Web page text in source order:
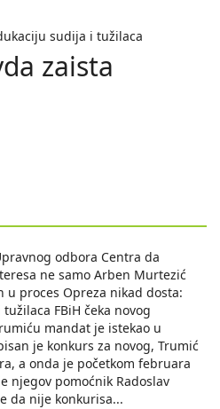
sudija i tužilaca
zaista
odbora Centra da
ne samo Arben Murtezić
proces Opreza nikad dosta:
FBiH čeka novog
mandat je istekao u
je konkurs za novog, Trumić
a onda je početkom februara
njegov pomoćnik Radoslav
da nije konkurisa...